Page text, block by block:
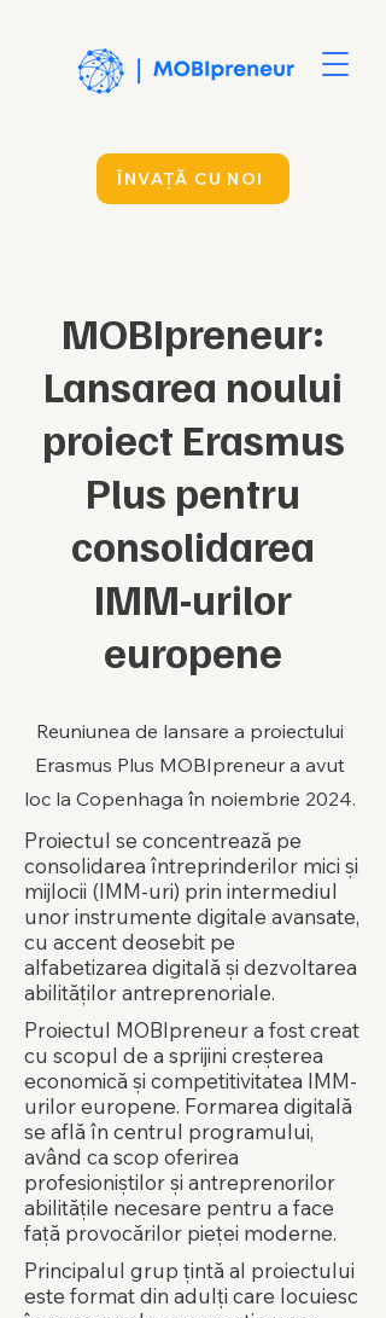
ÎNVAȚĂ CU NOI
MOBIpreneur:
Lansarea noului
proiect Erasmus
Plus pentru
consolidarea
IMM-urilor
europene
Reuniunea de lansare a proiectului
Erasmus Plus MOBIpreneur a avut
loc la Copenhaga în noiembrie 2024.
Proiectul se concentrează pe
consolidarea întreprinderilor mici și
mijlocii (IMM-uri) prin intermediul
unor instrumente digitale avansate,
cu accent deosebit pe
alfabetizarea digitală și dezvoltarea
abilităților antreprenoriale.
Proiectul MOBIpreneur a fost creat
cu scopul de a sprijini creșterea
economică și competitivitatea IMM-
urilor europene. Formarea digitală
se află în centrul programului,
având ca scop oferirea
profesioniștilor și antreprenorilor
abilitățile necesare pentru a face
față provocărilor pieței moderne.
Principalul grup țintă al proiectului
este format din adulți care locuiesc